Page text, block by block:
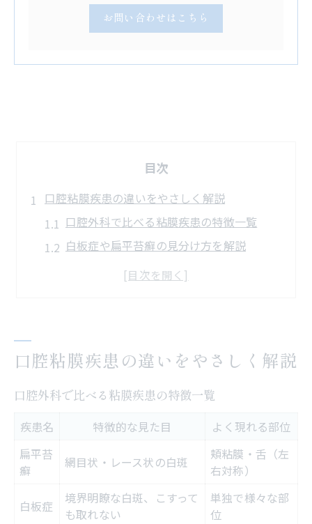
お問い合わせはこちら
目次
口腔粘膜疾患の違いをやさしく解説
口腔外科で比べる粘膜疾患の特徴一覧
白板症や扁平苔癬の見分け方を解説
症状の現れ方からみる口腔粘膜疾患
扁平苔癬と白板症の症状比較表
口腔外科的に診る白色病変の違い
見た目や痛みから鑑別するコツ
自己チェックで注目すべきポイント
誤診を防ぐための観察ポイント
白色病変発見時の口腔外科対応フロー
口腔粘膜疾患の違いをやさしく解説
口腔外科で比べる粘膜疾患の特徴一覧
疾患名 特徴的な見た目
よく現れる部位
扁平苔
癬
網目状・レース状の白斑
頬粘膜・舌（左
右対称）
白板症
境界明瞭な白斑、こすって
も取れない
単独で様々な部
位